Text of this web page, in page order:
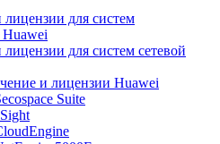
для систем
для систем сетевой
и лицензии Huawei
Suite